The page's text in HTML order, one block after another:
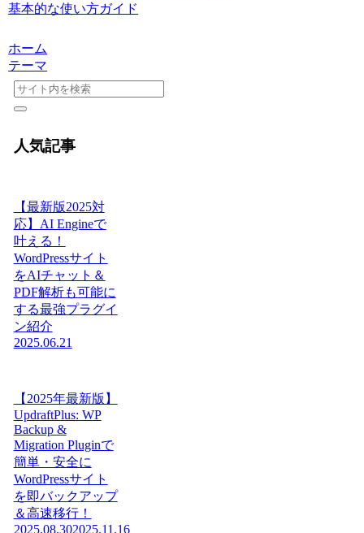
基本的な使い方ガイド
ホーム
テーマ
人気記事
【最新版2025対
応】AI Engineで
叶える！
WordPressサイト
をAIチャット＆
PDF解析も可能に
する最強プラグイ
ン紹介
2025.06.21
【2025年最新版】
UpdraftPlus: WP
Backup &
Migration Pluginで
簡単・安全に
WordPressサイト
を即バックアップ
＆高速移行！
2025.08.302025.11.16